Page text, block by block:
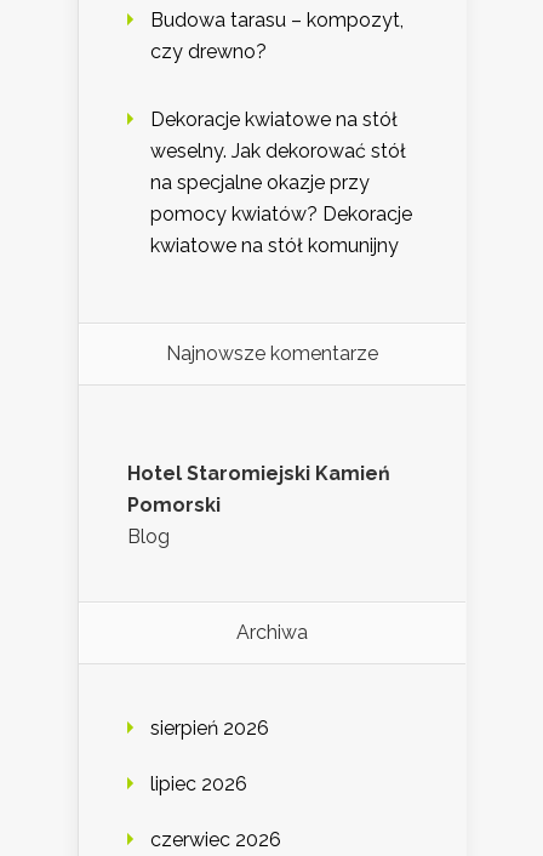
Budowa tarasu – kompozyt,
czy drewno?
Dekoracje kwiatowe na stół
weselny. Jak dekorować stół
na specjalne okazje przy
pomocy kwiatów? Dekoracje
kwiatowe na stół komunijny
Najnowsze komentarze
Hotel Staromiejski Kamień
Pomorski
Blog
Archiwa
sierpień 2026
lipiec 2026
czerwiec 2026